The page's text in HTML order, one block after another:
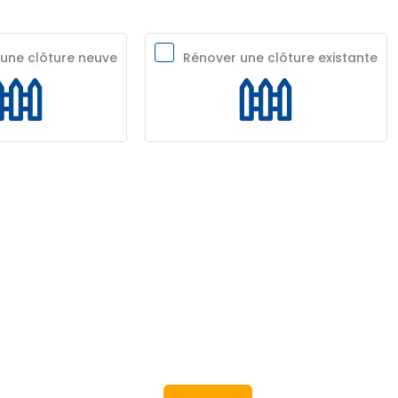
clôture neuve Rénover une clôture existante